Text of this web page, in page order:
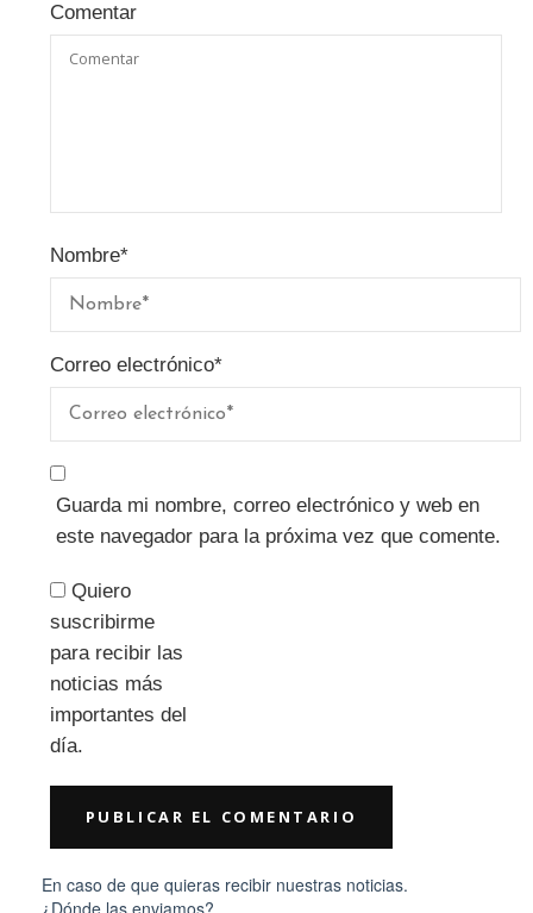
Comentar
Nombre*
Correo electrónico*
Guarda mi nombre, correo electrónico y web en
este navegador para la próxima vez que comente.
Quiero
suscribirme
para recibir las
noticias más
importantes del
día.